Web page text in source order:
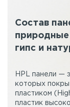
Состав
гипс и
HPL панели —
которых
пластиком
пластик